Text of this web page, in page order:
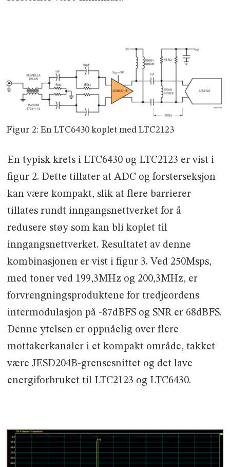
Figur 2: En LTC6430 koplet med LTC2123
En typisk krets i LTC6430 og LTC2123 er vist i
figur 2. Dette tillater at ADC og forsterseksjon
kan være kompakt, slik at flere barrierer
tillates rundt inngangsnettverket for å
redusere støy som kan bli koplet til
inngangsnettverket. Resultatet av denne
kombinasjonen er vist i figur 3. Ved 250Msps,
med toner ved 199,3MHz og 200,3MHz, er
forvrengningsproduktene for tredjeordens
intermodulasjon på -87dBFS og SNR er 68dBFS.
Denne ytelsen er oppnåelig over flere
mottakerkanaler i et kompakt område, takket
være JESD204B-grensesnittet og det lave
energiforbruket til LTC2123 og LTC6430.